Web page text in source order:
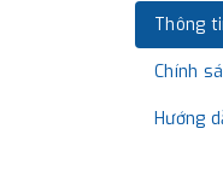
Thông
Chính
Hướng